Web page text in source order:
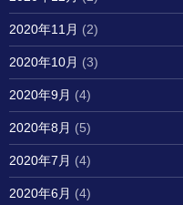
2020年11月 (2)
2020年10月 (3)
2020年9月 (4)
2020年8月 (5)
2020年7月 (4)
2020年6月 (4)